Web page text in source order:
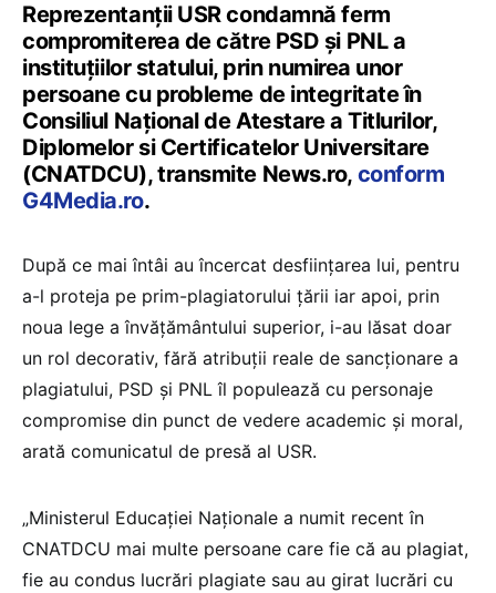
Reprezentanţii USR condamnă ferm
compromiterea de către PSD şi PNL a
instituţiilor statului, prin numirea unor
persoane cu probleme de integritate în
Consiliul Naţional de Atestare a Titlurilor,
Diplomelor si Certificatelor Universitare
(CNATDCU), transmite News.ro, conform
G4Media.ro.
După ce mai întâi au încercat desfiinţarea lui, pentru
a-l proteja pe prim-plagiatorului ţării iar apoi, prin
noua lege a învăţământului superior, i-au lăsat doar
un rol decorativ, fără atribuţii reale de sancţionare a
plagiatului, PSD şi PNL îl populează cu personaje
compromise din punct de vedere academic şi moral,
arată comunicatul de presă al USR.
„Ministerul Educaţiei Naţionale a numit recent în
CNATDCU mai multe persoane care fie că au plagiat,
fie au condus lucrări plagiate sau au girat lucrări cu